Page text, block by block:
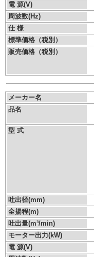
電 源(V)
周波数(Hz)
仕 様
標準価格（税別）
販売価格（税別）
メーカー名
品名
型 式
吐出径(mm)
全揚程(m)
吐出量(m³/min)
モーター出力(kW)
電 源(V)